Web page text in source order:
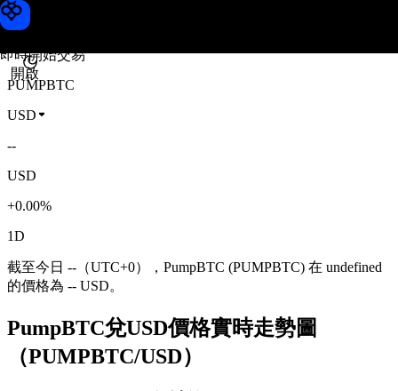
即時開始交易
開啟
PumpBTC 價格
PUMPBTC
USD
--
USD
+0.00%
1D
截至今日 --（UTC+0），PumpBTC (PUMPBTC) 在 undefined
的價格為 -- USD。
PumpBTC兌USD價格實時走勢圖
（PUMPBTC/USD）